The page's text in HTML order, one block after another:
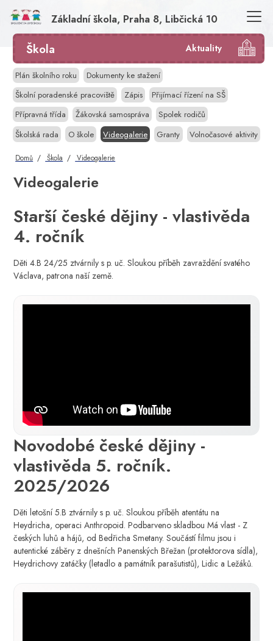
Základní škola, Praha 8, Libčická 10
Domů Škola Videogalerie
Videogalerie
Starší české dějiny - vlastivěda
4. ročník
Děti 4.B 24/25 ztvárnily s p. uč. Sloukou příběh zavraždění svatého
Václava, patrona naší země.
Novodobé české dějiny -
vlastivěda 5. ročník.
2025/2026
Děti letošní 5.B ztvárnily s p. uč. Sloukou příběh atentátu na
Heydricha, operaci Anthropoid. Podbarveno skladbou Má vlast - Z
českých luhů a hájů, od Bedřicha Smetany. Součástí filmu jsou i
autentické záběry z dnešních Panenských Břežan (protektorova sídla),
Heydrichovy zatáčky (letadlo a památník parašutistů), Lidic a Ležáků.
Aktuality
Škola
Plán školního roku
Dokumenty ke stažení
Školní poradenské pracoviště
Zápis
Přijímací řízení na SŠ
Přípravná třída
Žákovská samospráva
Spolek rodičů
Školská rada
O škole Videogalerie Granty Volnočasové aktivity